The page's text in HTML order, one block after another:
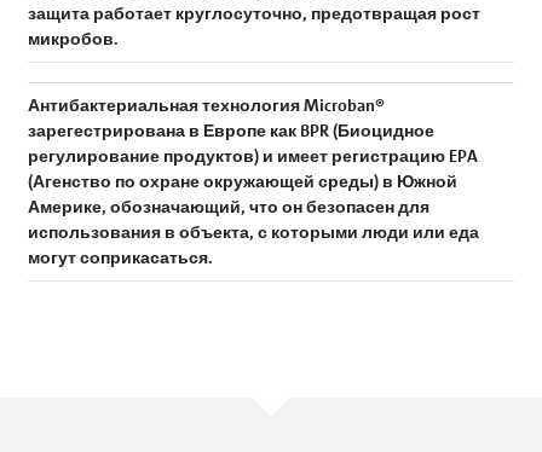
защита работает круглосуточно, предотвращая рост
микробов.
Антибактериальная технология Microban®
зарегестрирована в Европе как BPR (Биоцидное
регулирование продуктов) и имеет регистрацию EPA
(Агенство по охране окружающей среды) в Южной
Америке, обозначающий, что он безопасен для
использования в объекта, с которыми люди или еда
могут соприкасаться.